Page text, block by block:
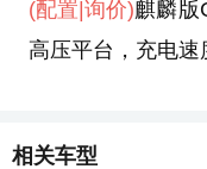
(配置 |询价)麒麟版
高压平台，充电速
相关车型